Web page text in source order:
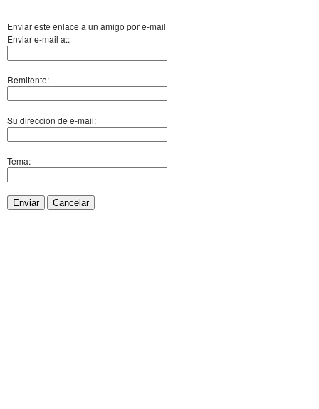
Enviar este enlace a un amigo por e-mail
Enviar e-mail a::
Remitente:
Su dirección de e-mail:
Tema:
Enviar Cancelar